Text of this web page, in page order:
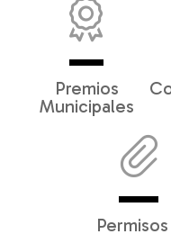
Premios
Municipales